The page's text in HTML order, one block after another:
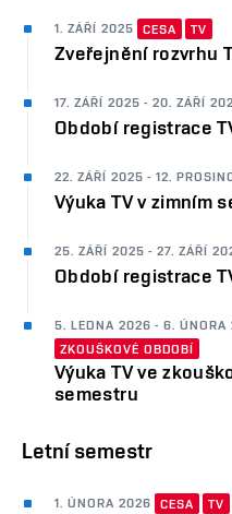
1. ZÁŘÍ 2025 CESA TV
Zveřejnění rozvrhu
17. ZÁŘÍ 2025 - 20. ZÁŘÍ
Období registrace
22. ZÁŘÍ 2025 - 12.
Výuka TV v zimním
25. ZÁŘÍ 2025 - 27. ZÁŘÍ
Období registrace
5. LEDNA 2026 - 6. ÚNORA
ZKOUŠKOVÉ OBDOBÍ
Výuka TV ve
semestru
Letní semestr
1. ÚNORA 2026 CESA TV